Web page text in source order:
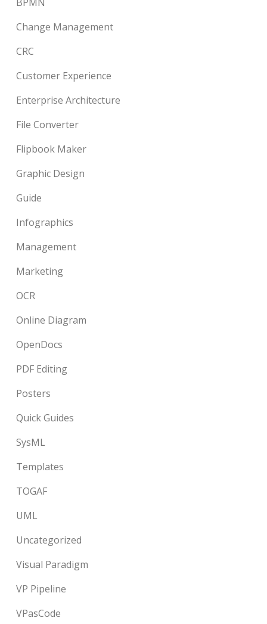
Change Management
CRC
Customer Experience
Enterprise Architecture
File Converter
Flipbook Maker
Graphic Design
Guide
Infographics
Management
Marketing
OCR
Online Diagram
OpenDocs
PDF Editing
Posters
Quick Guides
SysML
Templates
TOGAF
UML
Uncategorized
Visual Paradigm
VP Pipeline
VPasCode